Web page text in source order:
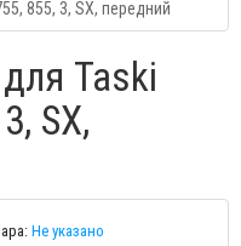
855, 3, SX, передний
Taski
SX,
Не указано